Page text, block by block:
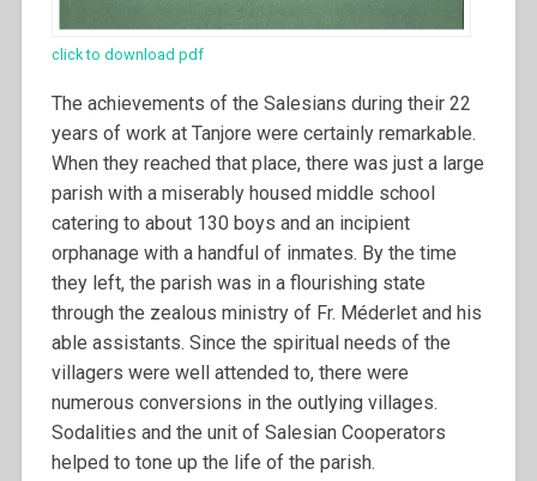
click to download pdf
The achievements of the Salesians during their 22
years of work at Tanjore were certainly remarkable.
When they reached that place, there was just a large
parish with a miserably housed middle school
catering to about 130 boys and an incipient
orphanage with a handful of inmates. By the time
they left, the parish was in a flourishing state
through the zealous ministry of Fr. Méderlet and his
able assistants. Since the spiritual needs of the
villagers were well attended to, there were
numerous conversions in the outlying villages.
Sodalities and the unit of Salesian Cooperators
helped to tone up the life of the parish.